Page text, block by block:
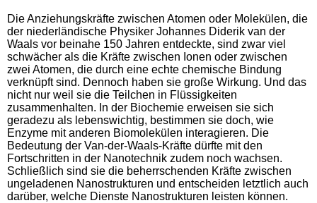
Die Anziehungskräfte zwischen Atomen oder Molekülen, die
der niederländische Physiker Johannes Diderik van der
Waals vor beinahe 150 Jahren entdeckte, sind zwar viel
schwächer als die Kräfte zwischen Ionen oder zwischen
zwei Atomen, die durch eine echte chemische Bindung
verknüpft sind. Dennoch haben sie große Wirkung. Und das
nicht nur weil sie die Teilchen in Flüssigkeiten
zusammenhalten. In der Biochemie erweisen sie sich
geradezu als lebenswichtig, bestimmen sie doch, wie
Enzyme mit anderen Biomolekülen interagieren. Die
Bedeutung der Van-der-Waals-Kräfte dürfte mit den
Fortschritten in der Nanotechnik zudem noch wachsen.
Schließlich sind sie die beherrschenden Kräfte zwischen
ungeladenen Nanostrukturen und entscheiden letztlich auch
darüber, welche Dienste Nanostrukturen leisten können.